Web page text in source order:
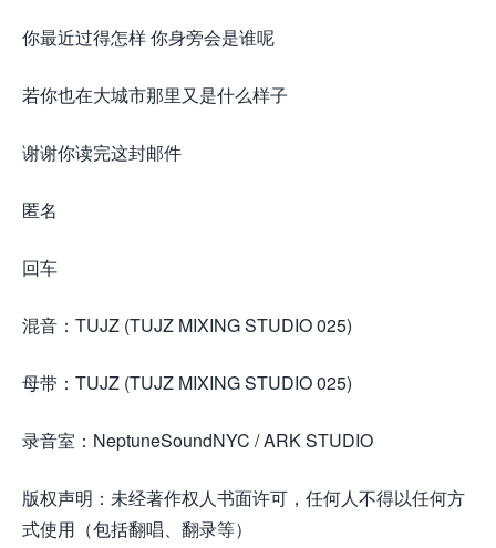
你最近过得怎样 你身旁会是谁呢
若你也在大城市那里又是什么样子
谢谢你读完这封邮件
匿名
回车
混音：TUJZ (TUJZ MIXING STUDIO 025)
母带：TUJZ (TUJZ MIXING STUDIO 025)
录音室：NeptuneSoundNYC / ARK STUDIO
版权声明：未经著作权人书面许可，任何人不得以任何方
式使用（包括翻唱、翻录等）